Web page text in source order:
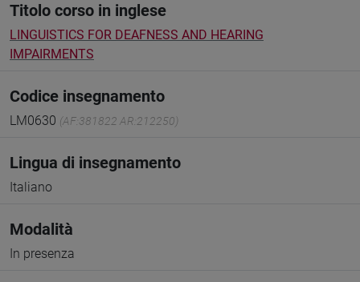
Titolo corso in inglese
LINGUISTICS FOR DEAFNESS AND HEARING
IMPAIRMENTS
Codice insegnamento
LM0630 (AF:381822 AR:212250)
Lingua di insegnamento
Italiano
Modalità
In presenza